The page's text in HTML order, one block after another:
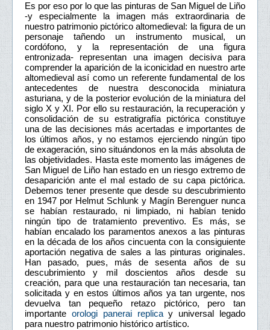
Es por eso por lo que las pinturas de San Miguel de Liño
-y especialmente la imagen más extraordinaria de
nuestro patrimonio pictórico altomedieval: la figura de un
personaje tañendo un instrumento musical, un
cordófono, y la representación de una figura
entronizada- representan una imagen decisiva para
comprender la aparición de la iconicidad en nuestro arte
altomedieval así como un referente fundamental de los
antecedentes de nuestra desconocida miniatura
asturiana, y de la posterior evolución de la miniatura del
siglo X y XI. Por ello su restauración, la recuperación y
consolidación de su estratigrafía pictórica constituye
una de las decisiones más acertadas e importantes de
los últimos años, y no estamos ejerciendo ningún tipo
de exageración, sino situándonos en la más absoluta de
las objetividades. Hasta este momento las imágenes de
San Miguel de Liño han estado en un riesgo extremo de
desaparición ante el mal estado de su capa pictórica.
Debemos tener presente que desde su descubrimiento
en 1947 por Helmut Schlunk y Magín Berenguer nunca
se habían restaurado, ni limpiado, ni habían tenido
ningún tipo de tratamiento preventivo. Es más, se
habían encalado los paramentos anexos a las pinturas
en la década de los años cincuenta con la consiguiente
aportación negativa de sales a las pinturas originales.
Han pasado, pues, más de sesenta años de su
descubrimiento y mil doscientos años desde su
creación, para que una restauración tan necesaria, tan
solicitada y en estos últimos años ya tan urgente, nos
devuelva tan pequeño retazo pictórico, pero tan
importante orologi panerai replicay universal legado
para nuestro patrimonio histórico artístico.